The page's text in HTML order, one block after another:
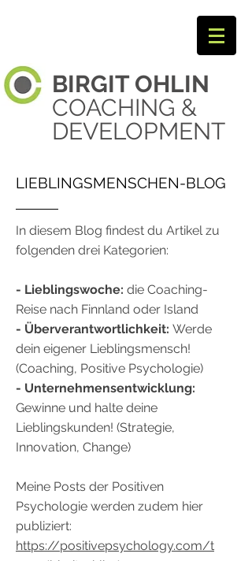
BIRGIT OHLIN ​
COACHING &
DEVELOPMENT
LIEBLINGSMENSCHEN-BLOG
In diesem Blog findest du Artikel zu
folgenden drei Kategorien:
- Lieblingswoche: die Coaching-
Reise nach Finnland oder Island
- Überverantwortlichkeit: Werde
dein eigener Lieblingsmensch!
(Coaching, Positive Psychologie)
- Unternehmensentwicklung:
Gewinne und halte deine
Lieblingskunden! (Strategie,
Innovation, Change)
Meine Posts der Positiven
Psychologie werden zudem hier
publiziert:
https://positivepsychology.com/t